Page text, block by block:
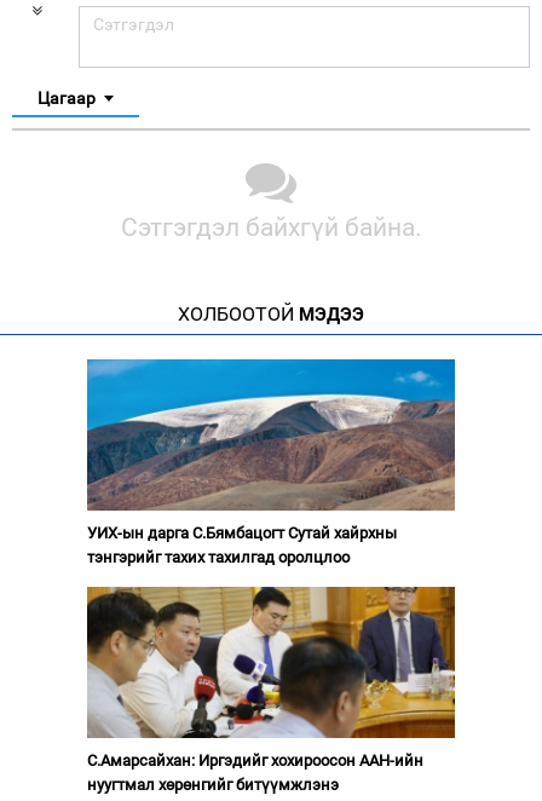
Цагаар
Сэтгэгдэл байхгүй байна.
ХОЛБООТОЙ МЭДЭЭ
УИХ-ын дарга С.Бямбацогт Сутай хайрхны
тэнгэрийг тахих тахилгад оролцлоо
С.Амарсайхан: Иргэдийг хохироосон ААН-ийн
нуугтмал хөрөнгийг битүүмжлэнэ